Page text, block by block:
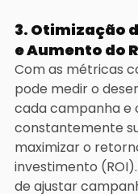
3. Otimização
e Aumento do
Com as métricas
pode medir o
cada campanha e
constantemente
maximizar o
investimento
de ajustar